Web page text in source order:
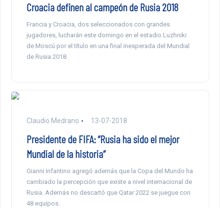
Croacia definen al campeón de Rusia 2018
Francia y Croacia, dos seleccionados con grandes
jugadores, lucharán este domingo en el estadio Luzhniki
de Moscú por el título en una final inesperada del Mundial
de Rusia 2018.
Claudio Medrano 13-07-2018
Presidente de FIFA: “Rusia ha sido el mejor
Mundial de la historia”
Gianni Infantino agregó además que la Copa del Mundo ha
cambiado la percepción que existe a nivel internacional de
Rusia. Además no descartó que Qatar 2022 se juegue con
48 equipos.